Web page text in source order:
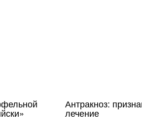
Антракноз:
лечение